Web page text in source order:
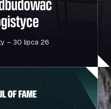
– 30 lipca 26
i miejsc, które napędzają